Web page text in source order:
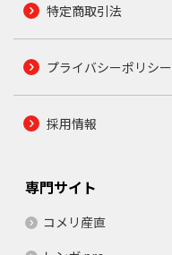
特定商取引法
プライバシーポリシー
採用情報
専門サイト
コメリ産直